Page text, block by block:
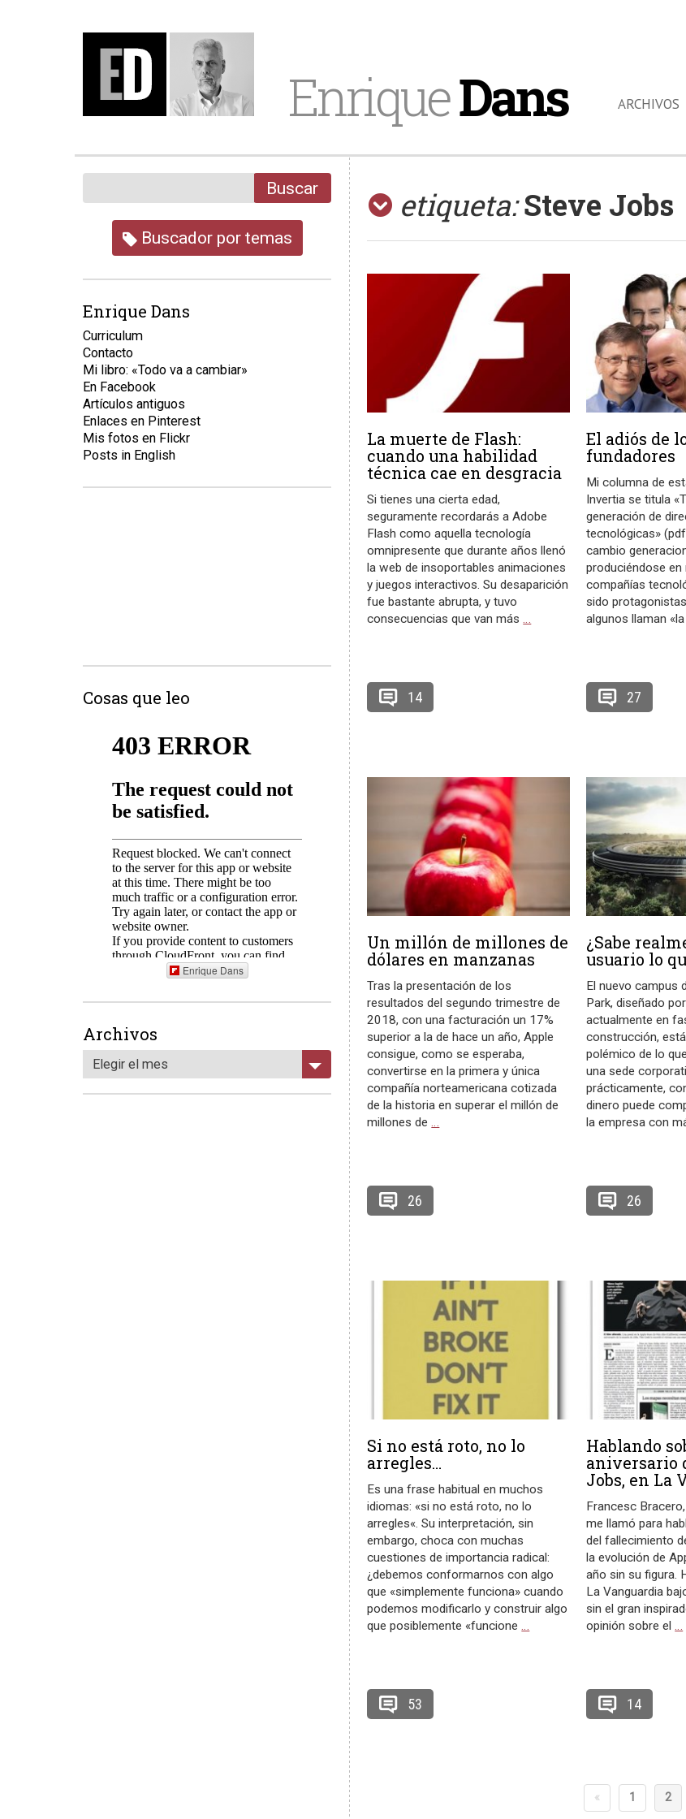
EnriqueDans ARCHIVOS
etiqueta: Steve Jobs
La muerte de Flash:
cuando una habilidad
técnica cae en desgracia
Si tienes una cierta edad,
seguramente recordarás a Adobe
Flash como aquella tecnología
omnipresente que durante años llenó
la web de insoportables animaciones
y juegos interactivos. Su desaparición
fue bastante abrupta, y tuvo
consecuencias que van más…
14
El adiós de
fundadores
Mi columna de
Invertia se titula
generación de
tecnológicas»
cambio
produciéndose en
compañías
sido
algunos llaman
27
Un millón de millones de
dólares en manzanas
Tras la presentación de los
resultados del segundo trimestre de
2018, con una facturación un 17%
superior a la de hace un año, Apple
consigue, como se esperaba,
convertirse en la primera y única
compañía norteamericana cotizada
de la historia en superar el millón de
millones de…
26
¿Sabe
usuario lo
El nuevo campus
Park, diseñado
actualmente en
construcción,
polémico de lo
una sede
prácticamente,
dinero puede
la empresa con
26
Si no está roto, no lo
arregles…
Es una frase habitual en muchos
idiomas: «si no está roto, no lo
arregles«. Su interpretación, sin
embargo, choca con muchas
cuestiones de importancia radical:
¿debemos conformarnos con algo
que «simplemente funciona» cuando
podemos modificarlo y construir algo
que posiblemente «funcione…
53
Hablando
aniversario
Jobs, en La
Francesc
me llamó para
del fallecimiento
la evolución de
año sin su figura.
La Vanguardia
sin el gran
opinión sobre el…
14
« 1 2
Buscar
Buscador por temas
Enrique Dans
Curriculum
Contacto
Mi libro: «Todo va a cambiar»
En Facebook
Artículos antiguos
Enlaces en Pinterest
Mis fotos en Flickr
Posts in English
Cosas que leo
Enrique Dans
Archivos
Elegir el mes